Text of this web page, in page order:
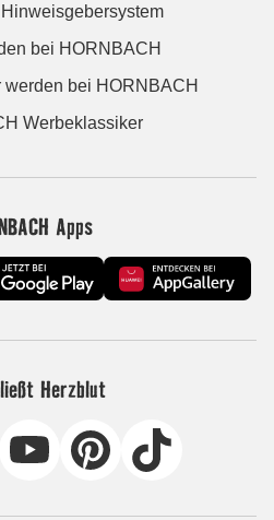
bei HORNBACH
werden bei HORNBACH
Werbeklassiker
Apps
Herzblut